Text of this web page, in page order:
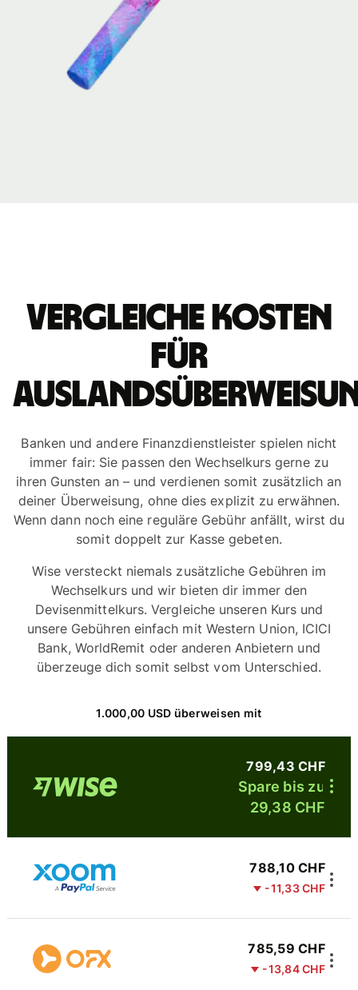
Vergleiche Kosten
für
Banken und andere Finanzdienstleister spielen nicht
immer fair: Sie passen den Wechselkurs gerne zu
ihren Gunsten an – und verdienen somit zusätzlich an
deiner Überweisung, ohne dies explizit zu erwähnen.
Wenn dann noch eine reguläre Gebühr anfällt, wirst du
somit doppelt zur Kasse gebeten.
Wise versteckt niemals zusätzliche Gebühren im
Wechselkurs und wir bieten dir immer den
Devisenmittelkurs. Vergleiche unseren Kurs und
unsere Gebühren einfach mit Western Union, ICICI
Bank, WorldRemit oder anderen Anbietern und
überzeuge dich somit selbst vom Unterschied.
1.000,00 USD überweisen mit
799,43 CHF
Spare bis zu
29,38 CHF
788,10 CHF
-11,33 CHF
785,59 CHF
-13,84 CHF